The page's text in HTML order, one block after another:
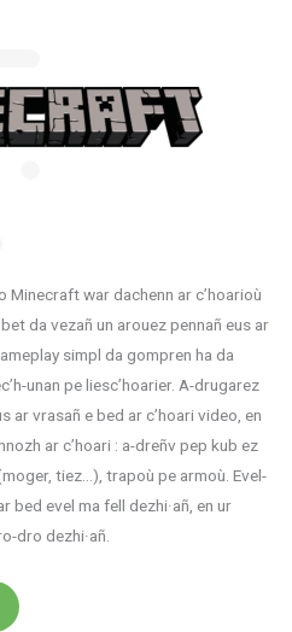
Minecraft war dachenn ar c’hoarioù
da vezañ un arouez pennañ eus ar
simpl da gompren ha da
unan pe liesc’hoarier. A-drugarez
ar vrasañ e bed ar c’hoari video, en
ar c’hoari : a-dreñv pep kub ez
tiez…), trapoù pe armoù. Evel-
bed evel ma fell dezhi·añ, en ur
dro dezhi·añ.